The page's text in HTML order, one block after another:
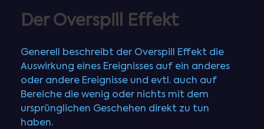
Der Overspill Effekt
Generell beschreibt der Overspill Effekt die
Auswirkung eines Ereignisses auf ein anderes
oder andere Ereignisse und evtl. auch auf
Bereiche die wenig oder nichts mit dem
ursprünglichen Geschehen direkt zu tun
haben.